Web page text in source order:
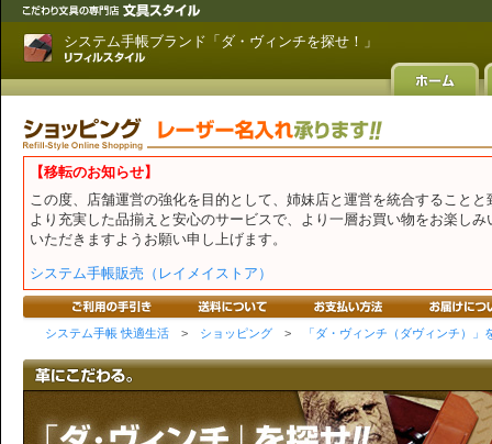
システム手帳ブランド「ダ・ヴィンチを探せ！」
【移転のお知らせ】
この度、店舗運営の強化を目的として、姉妹店と運営を統合することと
より充実した品揃えと安心のサービスで、より一層お買い物をお楽し
いただきますようお願い申し上げます。
システム手帳販売（レイメイストア）
システム手帳 快適生活 > ショッピング > 「ダ・ヴィンチ（ダヴィンチ）」